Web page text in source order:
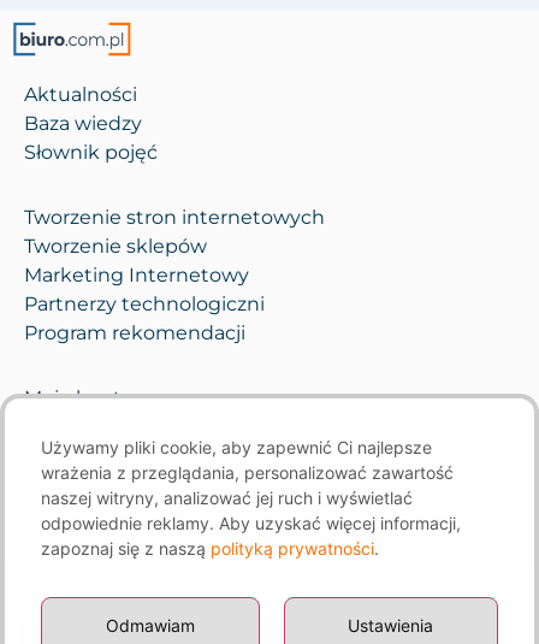
Aktualności
Baza wiedzy
Słownik pojęć
Tworzenie stron internetowych
Tworzenie sklepów
Marketing Internetowy
Partnerzy technologiczni
Program rekomendacji
Moje konto
Kontakt
Używamy pliki cookie, aby zapewnić Ci najlepsze
wrażenia z przeglądania, personalizować zawartość
naszej witryny, analizować jej ruch i wyświetlać
odpowiednie reklamy. Aby uzyskać więcej informacji,
zapoznaj się z naszą polityką prywatności.
Ustawienia
Odmawiam